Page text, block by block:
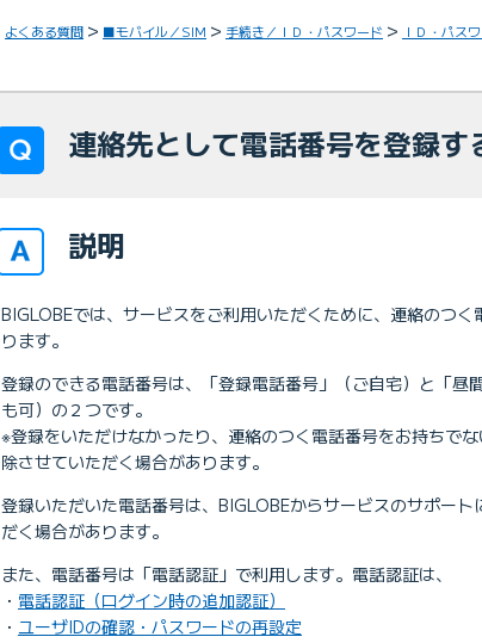
よくある質問 ■モバイル／SIM 手続き／ＩＤ・パスワード ＩＤ・パス
連絡先として電話番号を登録
説明
BIGLOBEでは、サービスをご利用いただくために、連絡のつ
ります。
登録のできる電話番号は、「登録電話番号」（ご自宅）と「昼
も可）の２つです。
※登録をいただけなかったり、連絡のつく電話番号をお持ちで
除させていただく場合があります。
登録いただいた電話番号は、BIGLOBEからサービスのサポー
だく場合があります。
また、電話番号は「電話認証」で利用します。電話認証は、
・ 電話認証（ログイン時の追加認証）
・ ユーザIDの確認・パスワードの再設定